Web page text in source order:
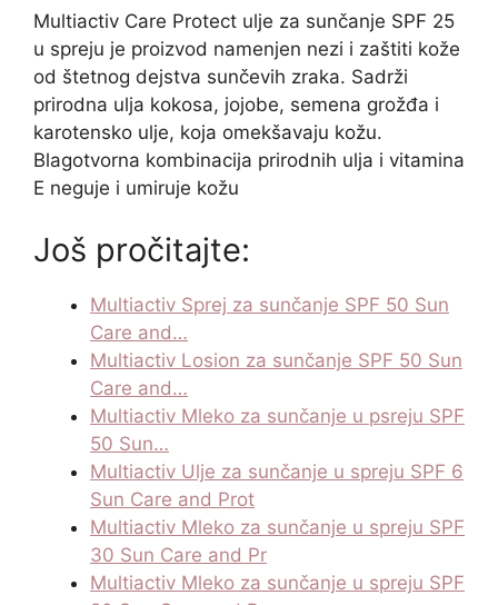
Multiactiv Care Protect ulje za sunčanje SPF 25
u spreju je proizvod namenjen nezi i zaštiti kože
od štetnog dejstva sunčevih zraka. Sadrži
prirodna ulja kokosa, jojobe, semena grožđa i
karotensko ulje, koja omekšavaju kožu.
Blagotvorna kombinacija prirodnih ulja i vitamina
E neguje i umiruje kožu
Još pročitajte:
Multiactiv Sprej za sunčanje SPF 50 Sun
Care and…
Multiactiv Losion za sunčanje SPF 50 Sun
Care and…
Multiactiv Mleko za sunčanje u psreju SPF
50 Sun…
Multiactiv Ulje za sunčanje u spreju SPF 6
Sun Care and Prot
Multiactiv Mleko za sunčanje u spreju SPF
30 Sun Care and Pr
Multiactiv Mleko za sunčanje u spreju SPF